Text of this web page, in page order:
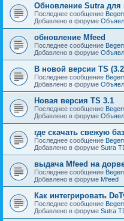
Обновление Sutra для
Последнее сообщение
Добавлено в форуме
обновление Mfeed
Последнее сообщение
Добавлено в форуме
В новой версии TS
Последнее сообщение
Добавлено в форуме
Новая версия TS 3.1
Последнее сообщение
Добавлено в форуме
где скачать свежую
Последнее сообщение
Добавлено в форуме Sutra
выдача Mfeed на
Последнее сообщение
Добавлено в форуме Mfeed
Как интегрировать
Последнее сообщение
Добавлено в форуме Sutra